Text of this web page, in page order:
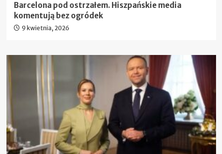
Barcelona pod ostrzałem. Hiszpańskie media
komentują bez ogródek
9 kwietnia, 2026